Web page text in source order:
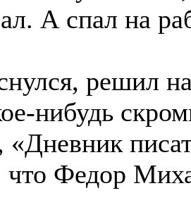
А спал на
решил
нибудь
что Федор